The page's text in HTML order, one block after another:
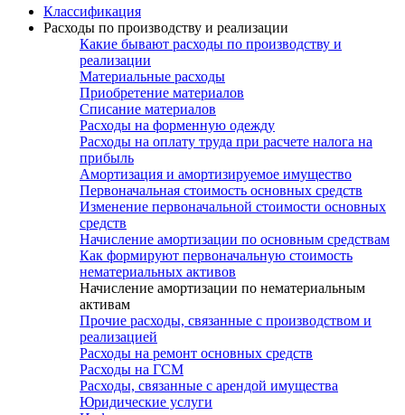
Классификация
Расходы по производству и реализации
Какие бывают расходы по производству и
реализации
Материальные расходы
Приобретение материалов
Списание материалов
Расходы на форменную одежду
Расходы на оплату труда при расчете налога на
прибыль
Амортизация и амортизируемое имущество
Первоначальная стоимость основных средств
Изменение первоначальной стоимости основных
средств
Начисление амортизации по основным средствам
Как формируют первоначальную стоимость
нематериальных активов
Начисление амортизации по нематериальным
активам
Прочие расходы, связанные с производством и
реализацией
Расходы на ремонт основных средств
Расходы на ГСМ
Расходы, связанные с арендой имущества
Юридические услуги